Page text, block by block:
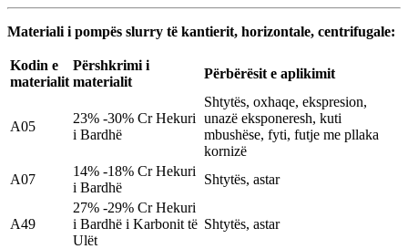
Materiali i pompës slurry të kantierit, horizontale, centrifugale:
Kodin e
materialit
Përshkrimi i
materialit
Përbërësit e aplikimit
A05
23% -30% Cr Hekuri
i Bardhë
Shtytës, oxhaqe, ekspresion,
unazë eksponeresh, kuti
mbushëse, fyti, futje me pllaka
kornizë
A07
14% -18% Cr Hekuri
i Bardhë
Shtytës, astar
A49
27% -29% Cr Hekuri
i Bardhë i Karbonit të
Ulët
Shtytës, astar